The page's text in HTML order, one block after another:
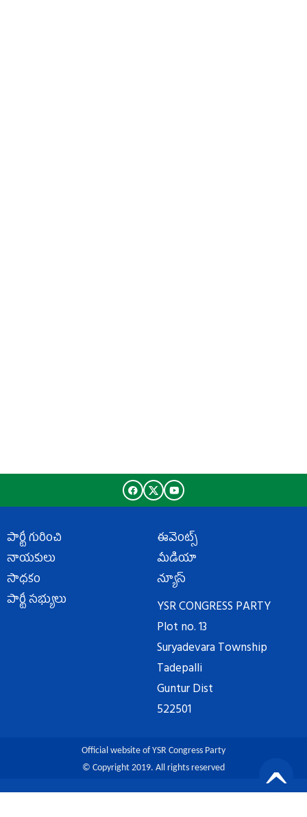
పార్టీ గురించి
నాయకులు
సాధకం
పార్టీ సభ్యులు
ఈవెంట్స్
మీడియా
న్యూస్
YSR CONGRESS PARTY
Plot no. 13
Suryadevara Township
Tadepalli
Guntur Dist
522501
Official website of YSR Congress Party
© Copyright 2019. All rights reserved